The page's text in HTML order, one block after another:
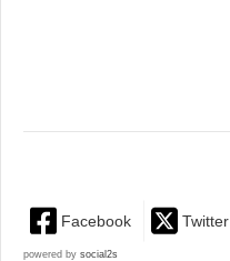
Facebook Twitter
powered by social2s